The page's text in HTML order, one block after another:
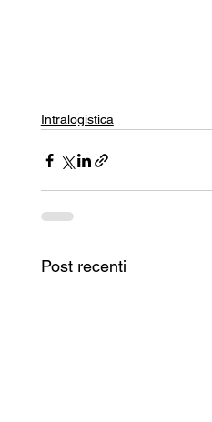
Intralogistica
Post recenti